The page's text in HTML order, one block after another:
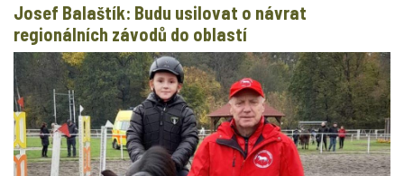
Josef Balaštík: Budu usilovat o návrat
regionálních závodů do oblastí